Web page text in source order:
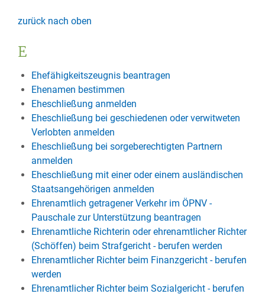
zurück nach oben
E
Ehefähigkeitszeugnis beantragen
Ehenamen bestimmen
Eheschließung anmelden
Eheschließung bei geschiedenen oder verwitweten
Verlobten anmelden
Eheschließung bei sorgeberechtigten Partnern
anmelden
Eheschließung mit einer oder einem ausländischen
Staatsangehörigen anmelden
Ehrenamtlich getragener Verkehr im ÖPNV -
Pauschale zur Unterstützung beantragen
Ehrenamtliche Richterin oder ehrenamtlicher Richter
(Schöffen) beim Strafgericht - berufen werden
Ehrenamtlicher Richter beim Finanzgericht - berufen
werden
Ehrenamtlicher Richter beim Sozialgericht - berufen